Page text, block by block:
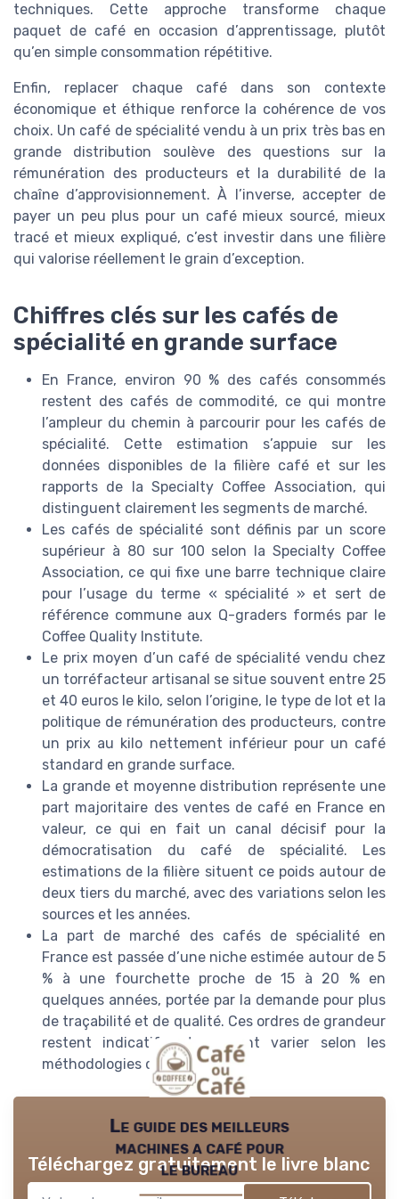
techniques. Cette approche transforme chaque
paquet de café en occasion d’apprentissage, plutôt
qu’en simple consommation répétitive.
Enfin, replacer chaque café dans son contexte
économique et éthique renforce la cohérence de vos
choix. Un café de spécialité vendu à un prix très bas en
grande distribution soulève des questions sur la
rémunération des producteurs et la durabilité de la
chaîne d’approvisionnement. À l’inverse, accepter de
payer un peu plus pour un café mieux sourcé, mieux
tracé et mieux expliqué, c’est investir dans une filière
qui valorise réellement le grain d’exception.
Chiffres clés sur les cafés de
spécialité en grande surface
En France, environ 90 % des cafés consommés
restent des cafés de commodité, ce qui montre
l’ampleur du chemin à parcourir pour les cafés de
spécialité. Cette estimation s’appuie sur les
données disponibles de la filière café et sur les
rapports de la Specialty Coffee Association, qui
distinguent clairement les segments de marché.
Les cafés de spécialité sont définis par un score
supérieur à 80 sur 100 selon la Specialty Coffee
Association, ce qui fixe une barre technique claire
pour l’usage du terme « spécialité » et sert de
référence commune aux Q-graders formés par le
Coffee Quality Institute.
Le prix moyen d’un café de spécialité vendu chez
un torréfacteur artisanal se situe souvent entre 25
et 40 euros le kilo, selon l’origine, le type de lot et la
politique de rémunération des producteurs, contre
un prix au kilo nettement inférieur pour un café
standard en grande surface.
La grande et moyenne distribution représente une
part majoritaire des ventes de café en France en
valeur, ce qui en fait un canal décisif pour la
démocratisation du café de spécialité. Les
estimations de la filière situent ce poids autour de
deux tiers du marché, avec des variations selon les
sources et les années.
La part de marché des cafés de spécialité en
France est passée d’une niche estimée autour de 5
% à une fourchette proche de 15 à 20 % en
quelques années, portée par la demande pour plus
de traçabilité et de qualité. Ces ordres de grandeur
restent indicatifs et peuvent varier selon les
méthodologies d’étude.
Le guide des meilleurs
machines a café pour
le bureau
Téléchargez gratuitement le livre blanc